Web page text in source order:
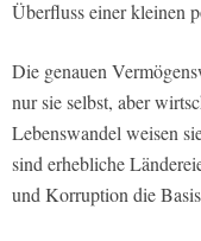
Überfluss einer kleinen
Die genauen
nur sie selbst, aber
Lebenswandel weisen
sind erhebliche
und Korruption die